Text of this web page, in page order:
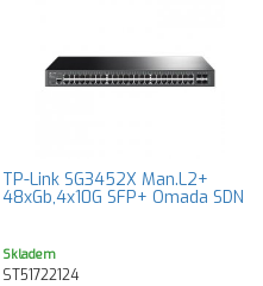
TP-Link SG3452X Man.L2+
48xGb,4x10G SFP+ Omada SDN
Skladem
ST51722124